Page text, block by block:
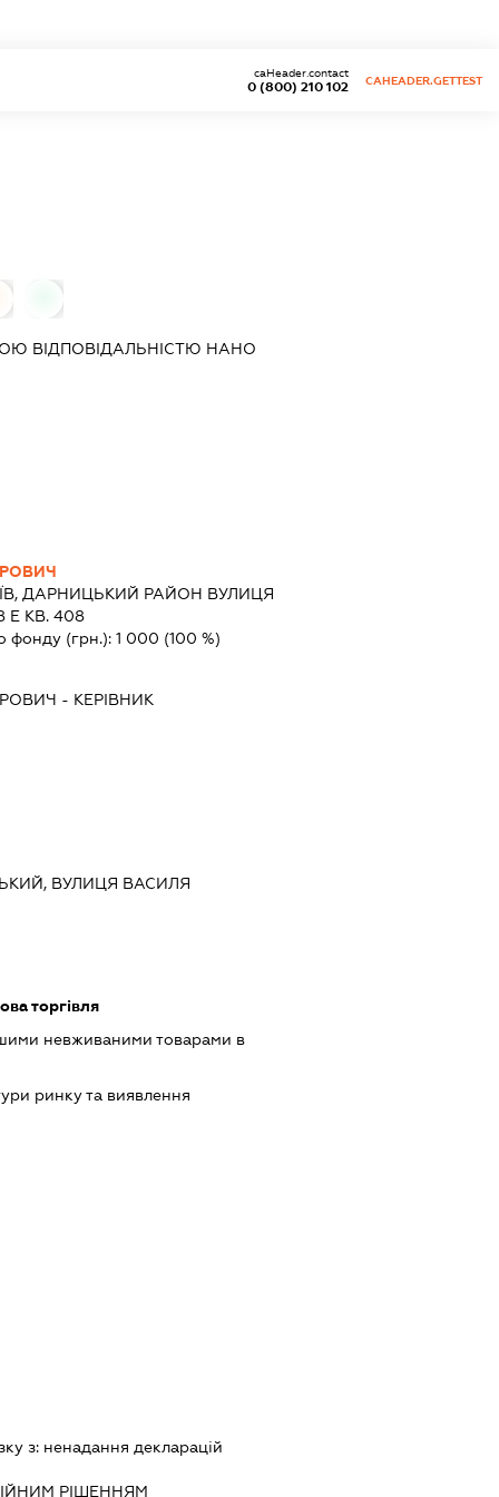
0 (800) 210 102
caHeader.contact
CAHEADER.GETTEST
ВІДПОВІДАЛЬНІСТЮ НАНО
ДАРНИЦЬКИЙ РАЙОН ВУЛИЦЯ
Е КВ. 408
фонду (грн.): 1 000 (100 %)
- КЕРІВНИК
ВУЛИЦЯ ВАСИЛЯ
торгівля
невживаними товарами в
ринку та виявлення
з: ненадання декларацiй
РIШЕННЯМ